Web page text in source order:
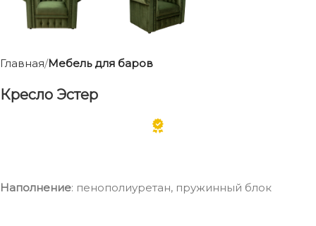
Главная Мебель для баров
Кресло Эстер
Наполнение: пенополиуретан, пружинный блок